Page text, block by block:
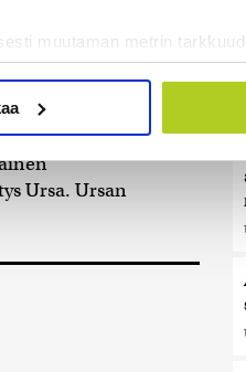
muutaman metrin
(sormenjäljen
asetuksesi
sosiaalisen
median, mainosalan ja
voivat yhdistää
Tietoja saatetaan
Ursa. Ursan